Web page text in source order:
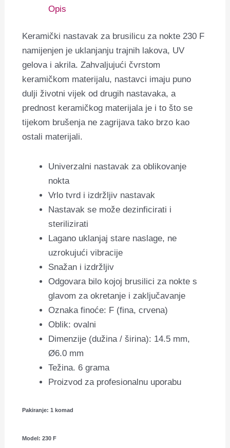
Opis
Keramički nastavak za brusilicu za nokte 230 F
namijenjen je uklanjanju trajnih lakova, UV
gelova i akrila. Zahvaljujući čvrstom
keramičkom materijalu, nastavci imaju puno
dulji životni vijek od drugih nastavaka, a
prednost keramičkog materijala je i to što se
tijekom brušenja ne zagrijava tako brzo kao
ostali materijali.
Univerzalni nastavak za oblikovanje
nokta
Vrlo tvrd i izdržljiv nastavak
Nastavak se može dezinficirati i
sterilizirati
Lagano uklanjaj stare naslage, ne
uzrokujući vibracije
Snažan i izdržljiv
Odgovara bilo kojoj brusilici za nokte s
glavom za okretanje i zaključavanje
Oznaka finoće: F (fina, crvena)
Oblik: ovalni
Dimenzije (dužina / širina): 14.5 mm,
Ø6.0 mm
Težina. 6 grama
Proizvod za profesionalnu uporabu
Pakiranje: 1 komad
Model: 230 F